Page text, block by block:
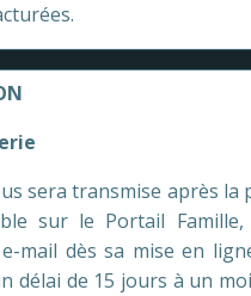
sera transmise après la
sur le Portail
mail dès sa mise en
délai de 15 jours à un